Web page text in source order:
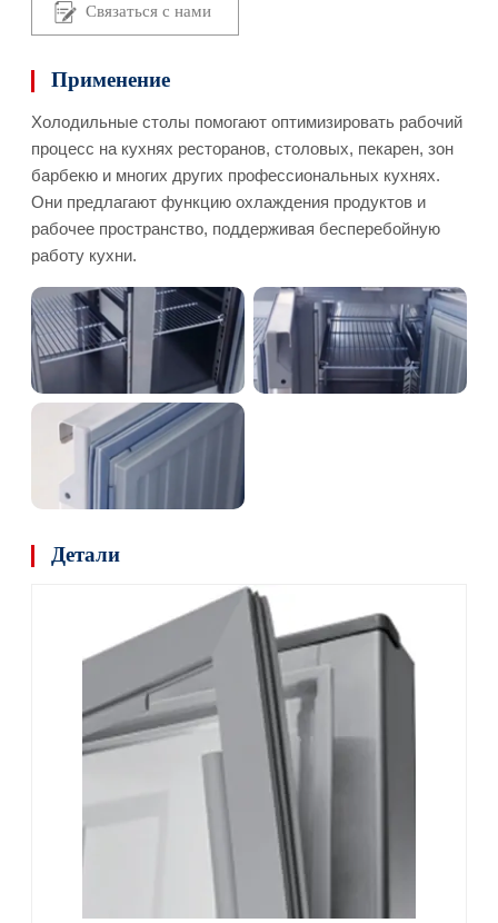
Связаться с нами
Применение
Холодильные столы помогают оптимизировать рабочий
процесс на кухнях ресторанов, столовых, пекарен, зон
барбекю и многих других профессиональных кухнях.
Они предлагают функцию охлаждения продуктов и
рабочее пространство, поддерживая бесперебойную
работу кухни.
Детали